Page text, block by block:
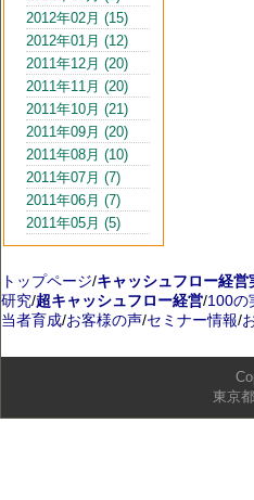
2012年02月 (15)
2012年01月 (12)
2011年12月 (20)
2011年11月 (20)
2011年10月 (21)
2011年09月 (20)
2011年08月 (10)
2011年07月 (7)
2011年06月 (7)
2011年05月 (5)
トップページ/キャッシュフロー経営
研究/超キャッシュフロー経営/100の
当者育成/お客様の声/セミナー情報/
東京